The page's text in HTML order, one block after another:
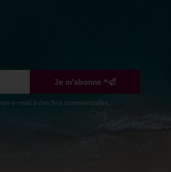
e-mail à des fins commerciales.
Je m'abonne *